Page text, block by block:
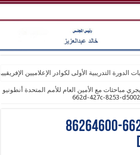
الدورة التدريبية الأولى لكوادر الإعلاميين
مباحثات مع الأمين العام للأمم المتحدة أنطونيو
86264600-